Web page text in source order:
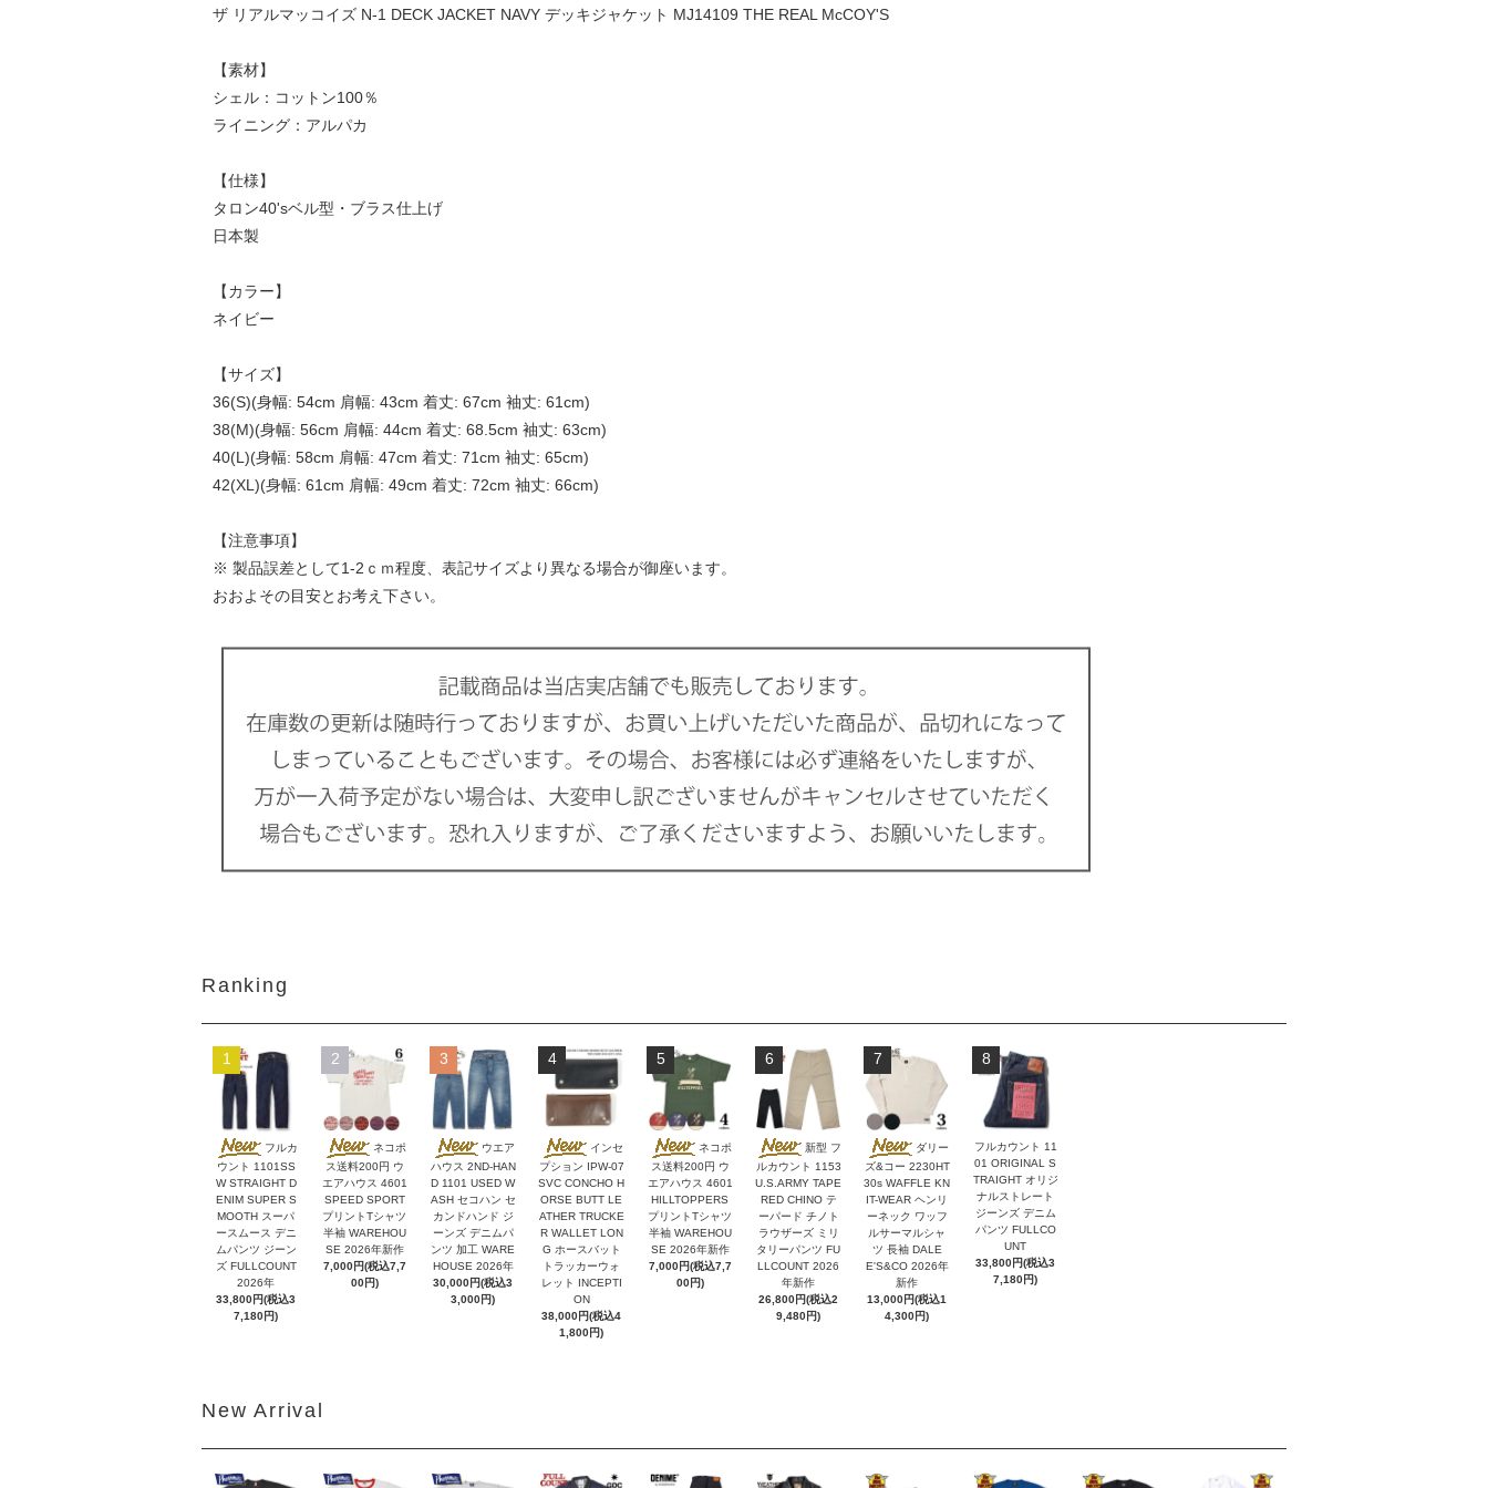
ザ リアルマッコイズ N-1 DECK JACKET NAVY デッキジャケット MJ14109 THE REAL McCOY'S
【素材】
シェル：コットン100％
ライニング：アルパカ
【仕様】
タロン40'sベル型・ブラス仕上げ
日本製
【カラー】
ネイビー
【サイズ】
36(S)(身幅: 54cm 肩幅: 43cm 着丈: 67cm 袖丈: 61cm)
38(M)(身幅: 56cm 肩幅: 44cm 着丈: 68.5cm 袖丈: 63cm)
40(L)(身幅: 58cm 肩幅: 47cm 着丈: 71cm 袖丈: 65cm)
42(XL)(身幅: 61cm 肩幅: 49cm 着丈: 72cm 袖丈: 66cm)
【注意事項】
※ 製品誤差として1-2ｃｍ程度、表記サイズより異なる場合が御座います。
おおよその目安とお考え下さい。
Ranking
1
フルカ
ウント 1101SS
W STRAIGHT D
ENIM SUPER S
MOOTH スーパ
ースムース デニ
ムパンツ ジーン
ズ FULLCOUNT
2026年
33,800円(税込3
7,180円)
2
ネコポ
ス送料200円 ウ
エアハウス 4601
SPEED SPORT
プリントTシャツ
半袖 WAREHOU
SE 2026年新作
7,000円(税込7,7
00円)
3
ウエア
ハウス 2ND-HAN
D 1101 USED W
ASH セコハン セ
カンドハンド ジ
ーンズ デニムパ
ンツ 加工 WARE
HOUSE 2026年
30,000円(税込3
3,000円)
4
インセ
プション IPW-07
SVC CONCHO H
ORSE BUTT LE
ATHER TRUCKE
R WALLET LON
G ホースバット
トラッカーウォ
レット INCEPTI
ON
38,000円(税込4
1,800円)
5
ネコポ
ス送料200円 ウ
エアハウス 4601
HILLTOPPERS
プリントTシャツ
半袖 WAREHOU
SE 2026年新作
7,000円(税込7,7
00円)
6
新型 フ
ルカウント 1153
U.S.ARMY TAPE
RED CHINO テ
ーパード チノト
ラウザーズ ミリ
タリーパンツ FU
LLCOUNT 2026
年新作
26,800円(税込2
9,480円)
7
ダリー
ズ&コー 2230HT
30s WAFFLE KN
IT-WEAR ヘンリ
ーネック ワッフ
ルサーマルシャ
ツ 長袖 DALE
E'S&CO 2026年
新作
13,000円(税込1
4,300円)
8
フルカウント 11
01 ORIGINAL S
TRAIGHT オリジ
ナルストレート
ジーンズ デニム
パンツ FULLCO
UNT
33,800円(税込3
7,180円)
New Arrival